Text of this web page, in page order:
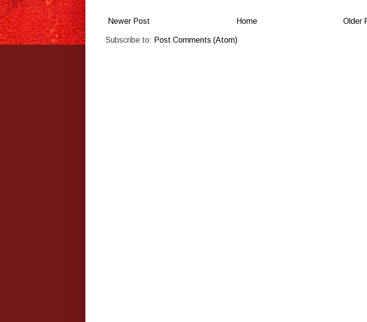
Newer Post Older
Home
Subscribe to: Post Comments (Atom)